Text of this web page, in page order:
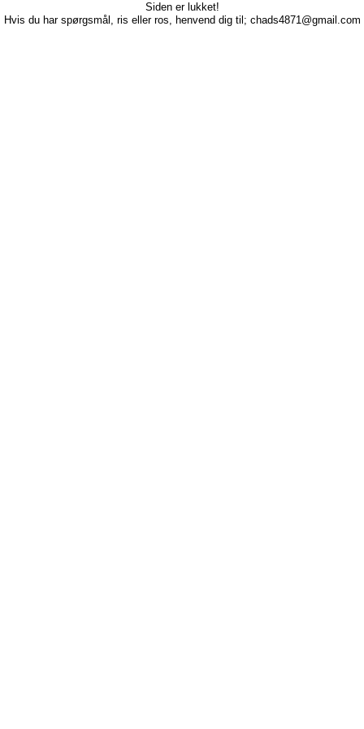
Siden er lukket!
Hvis du har spørgsmål, ris eller ros, henvend dig til; chads4871@gmail.com